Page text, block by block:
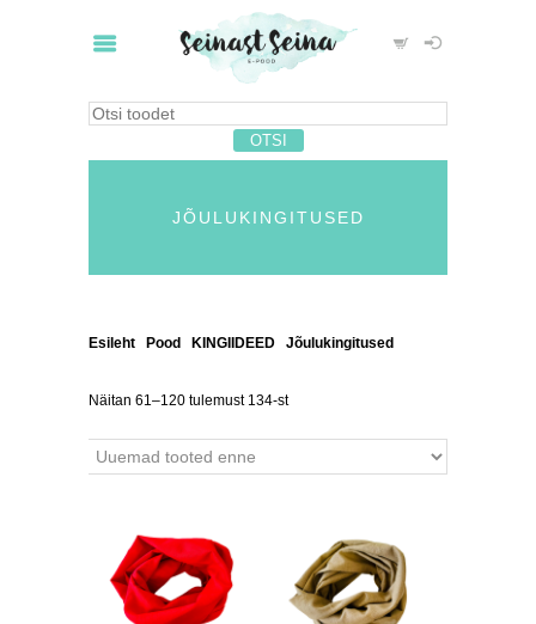
JÕULUKINGITUSED
Esileht Pood KINGIIDEED Jõulukingitused
Näitan 61–120 tulemust 134-st